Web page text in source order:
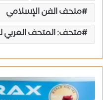
متحف الفن الإسلامي
متحف: المتحف العربي